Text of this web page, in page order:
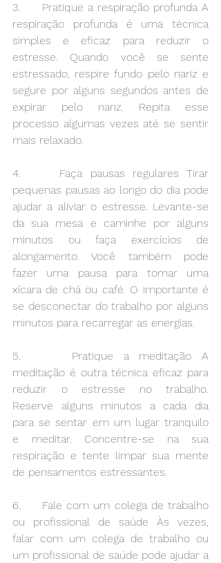
3.     Pratique a respiração profunda A
respiração profunda é uma técnica
simples e eficaz para reduzir o
estresse. Quando você se sente
estressado, respire fundo pelo nariz e
segure por alguns segundos antes de
expirar pelo nariz. Repita esse
processo algumas vezes até se sentir
mais relaxado.
4.     Faça pausas regulares Tirar
pequenas pausas ao longo do dia pode
ajudar a aliviar o estresse. Levante-se
da sua mesa e caminhe por alguns
minutos ou faça exercícios de
alongamento. Você também pode
fazer uma pausa para tomar uma
xícara de chá ou café. O importante é
se desconectar do trabalho por alguns
minutos para recarregar as energias.
5.     Pratique a meditação A
meditação é outra técnica eficaz para
reduzir o estresse no trabalho.
Reserve alguns minutos a cada dia
para se sentar em um lugar tranquilo
e meditar. Concentre-se na sua
respiração e tente limpar sua mente
de pensamentos estressantes.
6.     Fale com um colega de trabalho
ou profissional de saúde Às vezes,
falar com um colega de trabalho ou
um profissional de saúde pode ajudar a